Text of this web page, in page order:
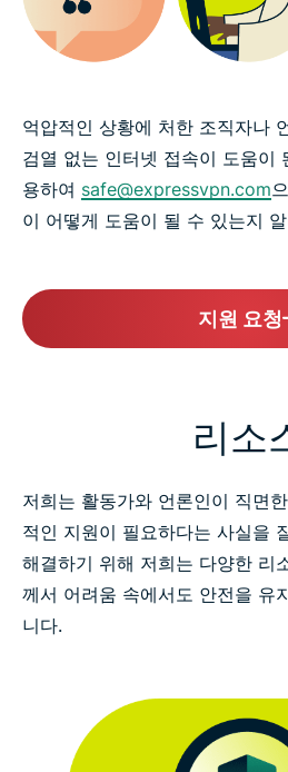
억압적인 상황에 처한 조직자나
검열 없는 인터넷 접속이 도움이
용하여 safe@expressvpn.com
이 어떻게 도움이 될 수 있는지
지원 요청
리소
저희는 활동가와 언론인이 직면
적인 지원이 필요하다는 사실을
해결하기 위해 저희는 다양한 리
께서 어려움 속에서도 안전을 유
니다.